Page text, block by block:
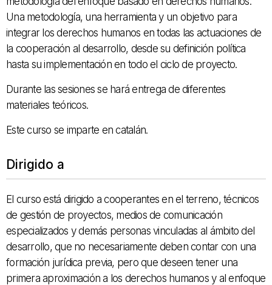
Una metodología, una herramienta y un objetivo para
integrar los derechos humanos en todas las actuaciones de
la cooperación al desarrollo, desde su definición política
hasta su implementación en todo el ciclo de proyecto.
Durante las sesiones se hará entrega de diferentes
materiales teóricos.
Este curso se imparte en catalán.
Dirigido a
El curso está dirigido a cooperantes en el terreno, técnicos
de gestión de proyectos, medios de comunicación
especializados y demás personas vinculadas al ámbito del
desarrollo, que no necesariamente deben contar con una
formación jurídica previa, pero que deseen tener una
primera aproximación a los derechos humanos y al enfoque